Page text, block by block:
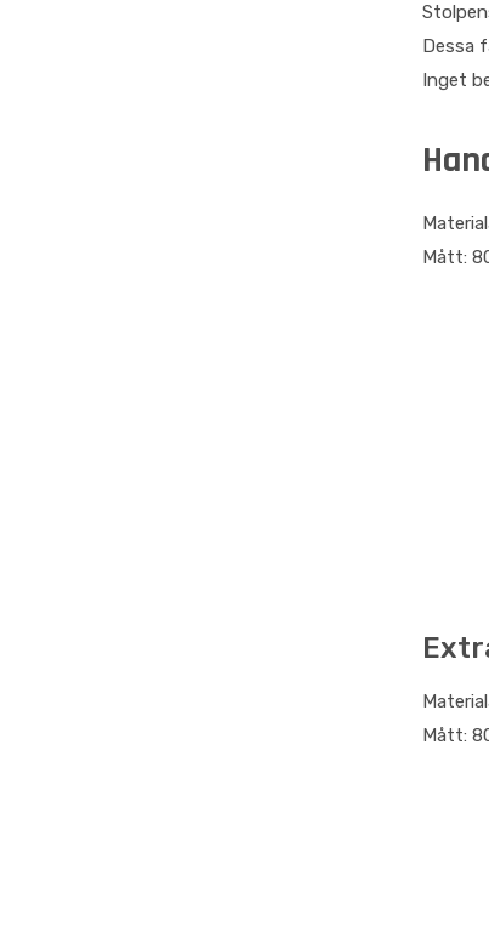
Dessa
Inget
Mått:
Mått: